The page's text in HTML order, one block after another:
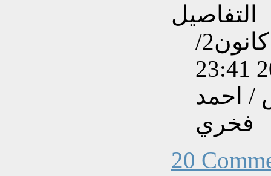
التفاصيل
تم إنشاءه بتاريخ الثلاثاء, 31 كانون2/
/ احمد
فخري
20